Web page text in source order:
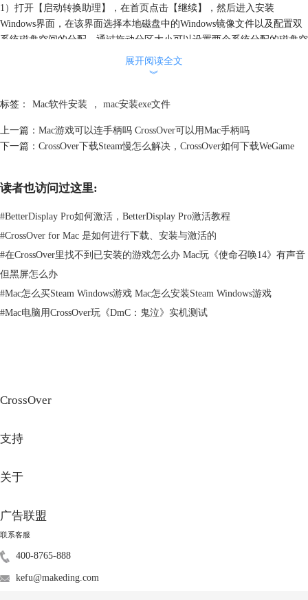
1）打开【启动转换助理】，在首页点击【继续】，然后进入安装
Windows界面，在该界面选择本地磁盘中的Windows镜像文件以及配置双
系统磁盘空间的分配，通过拖动分区大小可以设置两个系统分配的磁盘空
间大小，建议给常用的系统分配更多的磁盘空间。
图2：启动转换助理
统的安装和配置。
3）切换到Windows系统后，还需要安装该工具提供的“安装程序”，这个
二、Mac安装exe软件用什么方法
由于macOS与Windows系统存在差异，macOS除了使用上文介绍的双系统
展开阅读全文
︾
标签： Mac软件安装 ， mac安装exe文件
上一篇： Mac游戏可以连手柄吗 CrossOver可以用Mac手柄吗
下一篇： CrossOver下载Steam慢怎么解决，CrossOver如何下载WeGame
读者也访问过这里:
#BetterDisplay Pro如何激活，BetterDisplay Pro激活教程
#CrossOver for Mac 是如何进行下载、安装与激活的
#在CrossOver里找不到已安装的游戏怎么办 Mac玩《使命召唤14》有声音
但黑屏怎么办
#Mac怎么买Steam Windows游戏 Mac怎么安装Steam Windows游戏
#Mac电脑用CrossOver玩《DmC：鬼泣》实机测试
CrossOver
支持
关于
广告联盟
联系客服
400-8765-888
kefu@makeding.com